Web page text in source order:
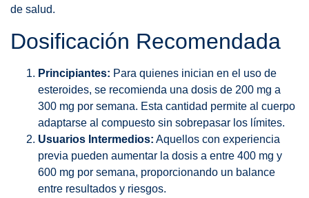
de salud.
Dosificación Recomendada
Principiantes: Para quienes inician en el uso de
esteroides, se recomienda una dosis de 200 mg a
300 mg por semana. Esta cantidad permite al cuerpo
adaptarse al compuesto sin sobrepasar los límites.
Usuarios Intermedios: Aquellos con experiencia
previa pueden aumentar la dosis a entre 400 mg y
600 mg por semana, proporcionando un balance
entre resultados y riesgos.